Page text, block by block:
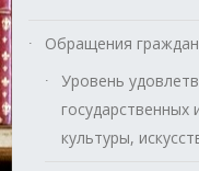
Обращения граждан
Уровень
государственных
культуры,